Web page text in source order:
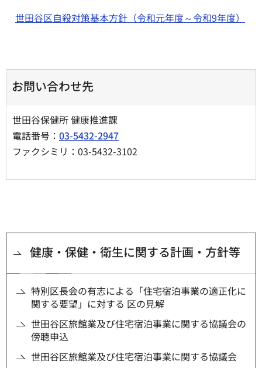
世田谷区自殺対策基本方針（令和元年度～令和9年度）
お問い合わせ先
世田谷保健所 健康推進課
電話番号： 03-5432-2947
ファクシミリ：03-5432-3102
健康・保健・衛生に関する計画・方針等
特別区長会の有志による「住宅宿泊事業の適正化に
関する要望」に対する 区の見解
世田谷区旅館業及び住宅宿泊事業に関する協議会の
傍聴申込
世田谷区旅館業及び住宅宿泊事業に関する協議会